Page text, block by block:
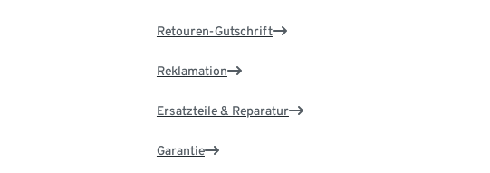
Retouren-Gutschrift
Reklamation
Ersatzteile & Reparatur
Garantie